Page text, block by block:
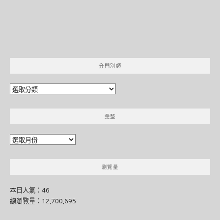
分門別類
分
別
彙整
彙
瀏覽量
本日人氣：46
總瀏覽量：12,700,695